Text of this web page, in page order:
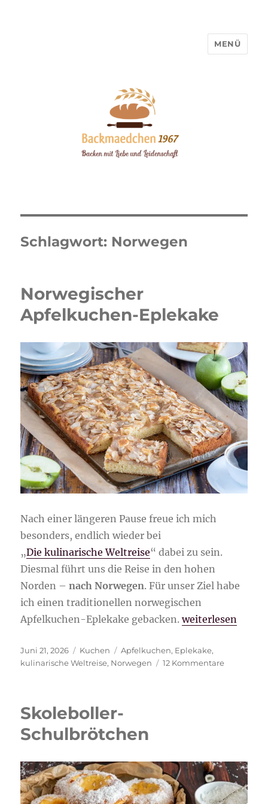
MENÜ
Schlagwort: Norwegen
Norwegischer
Apfelkuchen-Eplekake
Nach einer längeren Pause freue ich mich
besonders, endlich wieder bei
„Die kulinarische Weltreise“ dabei zu sein.
Diesmal führt uns die Reise in den hohen
Norden –nach Norwegen. Für unser Ziel habe
ich einen traditionellen norwegischen
Apfelkuchen-Eplekake gebacken.„Norwegischer
weiterlesen
Veröffentlicht
am
Juni 21, 2026 Kategorien
Kuchen Schlagwörter
Apfelkuchen, Eplekake,
kulinarische Weltreise, Norwegen 12 Kommentarezu
Skoleboller-
Schulbrötchen